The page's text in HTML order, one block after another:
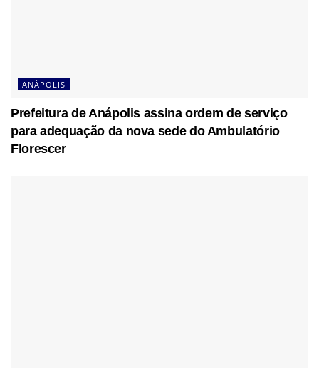
ANÁPOLIS
Prefeitura de Anápolis assina ordem de serviço
para adequação da nova sede do Ambulatório
Florescer